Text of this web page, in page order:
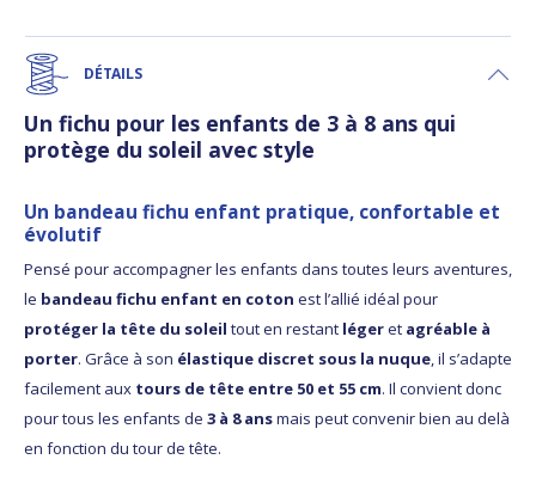
DÉTAILS
Un fichu pour les enfants de 3 à 8 ans qui
protège du soleil avec style
Un bandeau fichu enfant pratique, confortable et
évolutif
Pensé pour accompagner les enfants dans toutes leurs aventures,
le bandeau fichu enfant en coton est l’allié idéal pour
protéger la tête du soleil tout en restant légeret agréable à
porter. Grâce à son élastique discret sous la nuque, il s’adapte
facilement aux tours de tête entre 50 et 55 cm. Il convient donc
pour tous les enfants de 3 à 8 ansmais peut convenir bien au delà
en fonction du tour de tête.